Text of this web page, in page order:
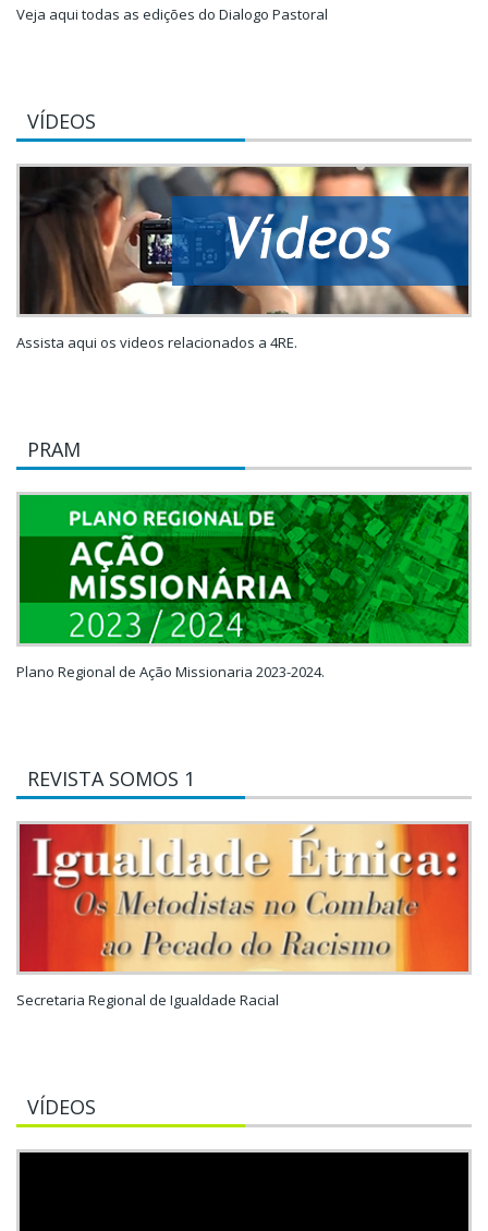
Veja aqui todas as edições do Dialogo Pastoral
VÍDEOS
Assista aqui os videos relacionados a 4RE.
PRAM
Plano Regional de Ação Missionaria 2023-2024.
REVISTA SOMOS 1
Secretaria Regional de Igualdade Racial
VÍDEOS